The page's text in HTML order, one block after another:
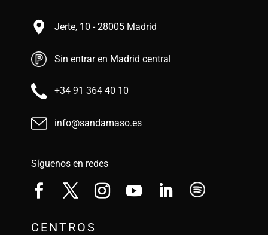
Jerte, 10 - 28005 Madrid
Sin entrar en Madrid central
+34 91 364 40 10
info@sandamaso.es
Síguenos en redes
CENTROS